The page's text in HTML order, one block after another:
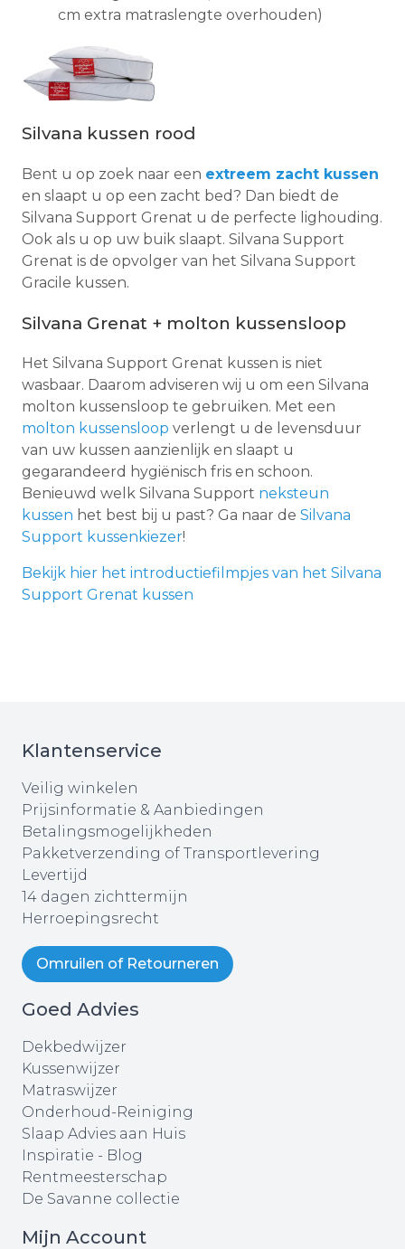
cm extra matraslengte overhouden)
Silvana kussen rood
Bent u op zoek naar een extreem zacht kussen
en slaapt u op een zacht bed? Dan biedt de
Silvana Support Grenat u de perfecte lighouding.
Ook als u op uw buik slaapt. Silvana Support
Grenat is de opvolger van het Silvana Support
Gracile kussen.
Silvana Grenat + molton kussensloop
Het Silvana Support Grenat kussen is niet
wasbaar. Daarom adviseren wij u om een Silvana
molton kussensloop te gebruiken. Met een
molton kussensloop verlengt u de levensduur
van uw kussen aanzienlijk en slaapt u
gegarandeerd hygiënisch fris en schoon.
Benieuwd welk Silvana Support neksteun
kussen het best bij u past? Ga naar de Silvana
Support kussenkiezer!
Bekijk hier het introductiefilmpjes van het Silvana
Support Grenat kussen
Klantenservice
Veilig winkelen
Prijsinformatie & Aanbiedingen
Betalingsmogelijkheden
Pakketverzending of Transportlevering
Levertijd
14 dagen zichttermijn
Herroepingsrecht
Omruilen of Retourneren
Goed Advies
Dekbedwijzer
Kussenwijzer
Matraswijzer
Onderhoud-Reiniging
Slaap Advies aan Huis
Inspiratie - Blog
Rentmeesterschap
De Savanne collectie
Mijn Account